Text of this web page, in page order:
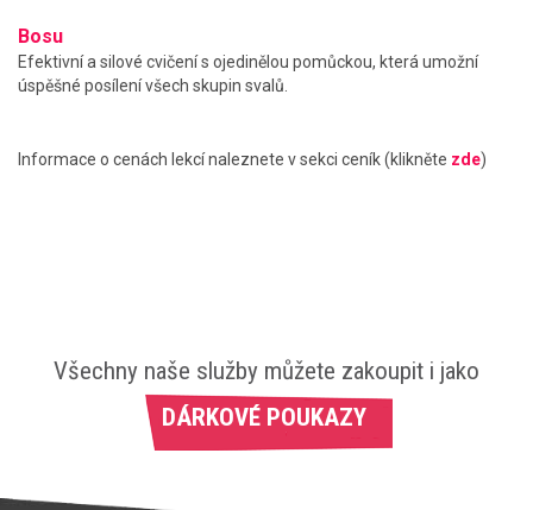
Bosu
Efektivní a silové cvičení s ojedinělou pomůckou, která umožní
úspěšné posílení všech skupin svalů.
Informace o cenách lekcí naleznete v sekci ceník (klikněte zde)
Všechny naše služby můžete zakoupit i jako
DÁRKOVÉ POUKAZY